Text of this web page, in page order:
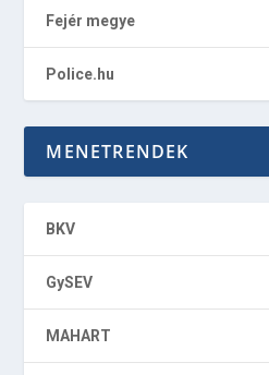
Fejér megye
Police.hu
MENETRENDEK
BKV
GySEV
MAHART